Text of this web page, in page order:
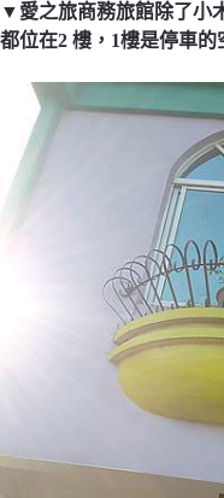
▼愛之旅商務旅館除了小
都位在2 樓，1樓是停車的